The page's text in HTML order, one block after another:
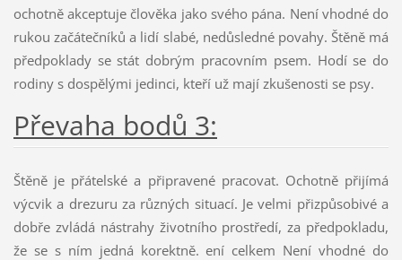
ochotně akceptuje člověka jako svého pána. Není vhodné do
rukou začátečníků a lidí slabé, nedůsledné povahy. Štěně má
předpoklady se stát dobrým pracovním psem. Hodí se do
rodiny s dospělými jedinci, kteří už mají zkušenosti se psy.
Převaha bodů 3:
Štěně je přátelské a připravené pracovat. Ochotně přijímá
výcvik a drezuru za různých situací. Je velmi přizpůsobivé a
dobře zvládá nástrahy životního prostředí, za předpokladu,
že se s ním jedná korektně. ení celkem Není vhodné do